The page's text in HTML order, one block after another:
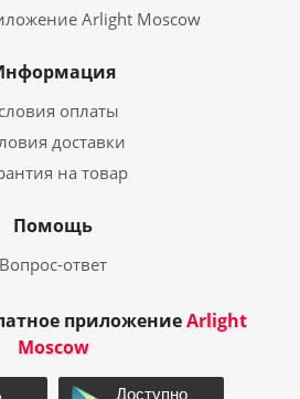
Arlight Moscow
оплаты
доставки
на товар
Помощь
Вопрос-ответ
приложениеArlight
Moscow